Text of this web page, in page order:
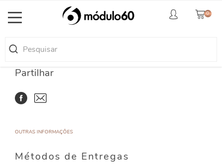
Toggle
0
Partilhar
OUTRAS INFORMAÇÕES
Métodos de Entregas